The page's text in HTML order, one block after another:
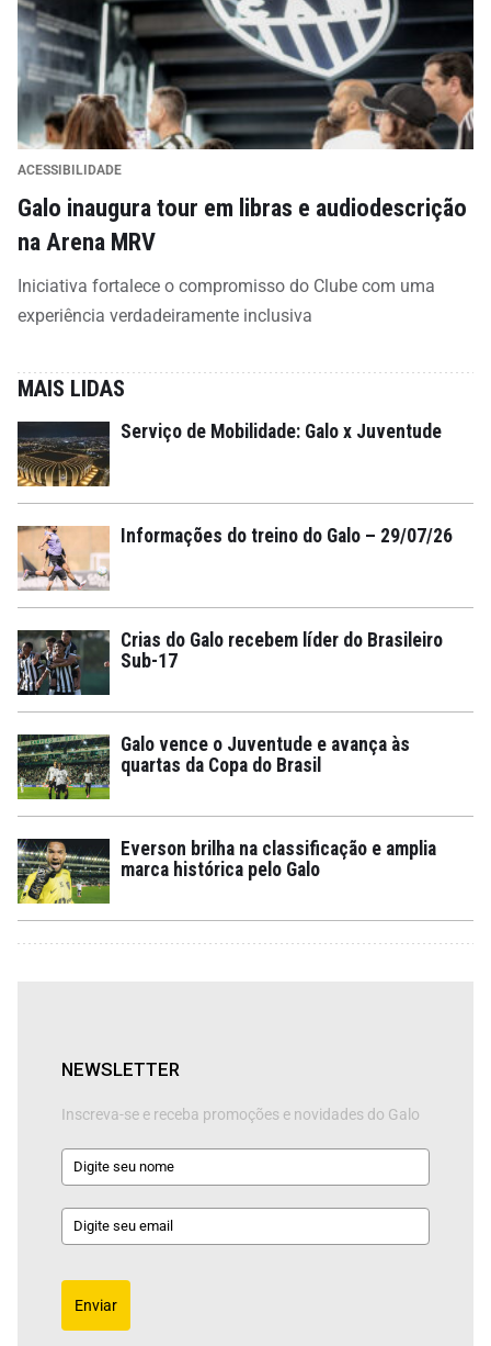
ACESSIBILIDADE
Galo inaugura tour em libras e audiodescrição
na Arena MRV
Iniciativa fortalece o compromisso do Clube com uma
experiência verdadeiramente inclusiva
MAIS LIDAS
Serviço de Mobilidade: Galo x Juventude
Informações do treino do Galo – 29/07/26
Crias do Galo recebem líder do Brasileiro
Sub-17
Galo vence o Juventude e avança às
quartas da Copa do Brasil
Everson brilha na classificação e amplia
marca histórica pelo Galo
NEWSLETTER
Inscreva-se e receba promoções e novidades do Galo
Enviar